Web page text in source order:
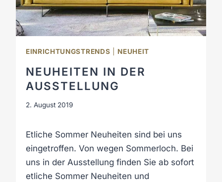
EINRICHTUNGSTRENDS NEUHEIT
NEUHEITEN IN DER
AUSSTELLUNG
2. August 2019
Etliche Sommer Neuheiten sind bei uns
eingetroffen. Von wegen Sommerloch. Bei
uns in der Ausstellung finden Sie ab sofort
etliche Sommer Neuheiten und